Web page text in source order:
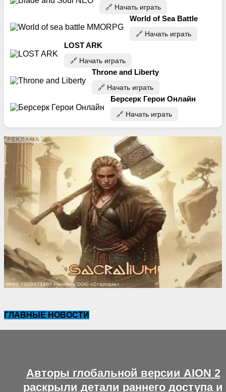
🔗‍️ Начать играть
World of Sea Battle
🔗‍️ Начать играть
LOST ARK
🔗‍️ Начать играть
Throne and Liberty
🔗‍️ Начать играть
Берсерк Герои Онлайн
🔗‍️ Начать играть
ГЛАВНЫЕ НОВОСТИ
Авторы глобальной версии AION 2
раскрыли детали раннего доступа и